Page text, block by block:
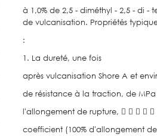
à 1,0% de 2,5 - diméthyl - 2,5 - di -
de vulcanisation. Propriétés
:
1. La dureté, une fois
après vulcanisation Shore A et
de résistance à la traction, de
l'allongement de rupture,     
coefficient (100% d'allongement